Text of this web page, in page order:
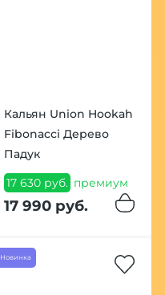
Кальян Union Hookah
Fibonacci Дерево
Падук
17 630 руб. премиум
17 990 руб.
Новинка